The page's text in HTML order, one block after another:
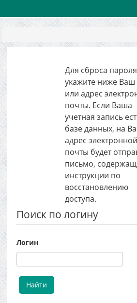
Для сброса пароля
укажите ниже Ваш
или адрес
почты. Если Ваша
учетная запись
базе данных, на
адрес электронной
почты будет
письмо,
инструкции по
восстановлению
доступа.
Поиск по логину
Логин